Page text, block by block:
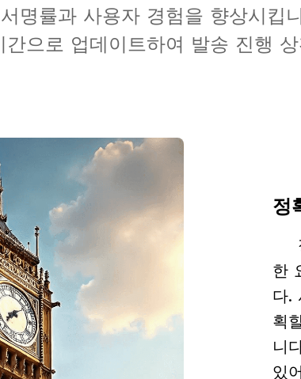
명률과 사용자 경험을 향상시킵
으로 업데이트하여 발송 진행
정
한
다.
획
니
있